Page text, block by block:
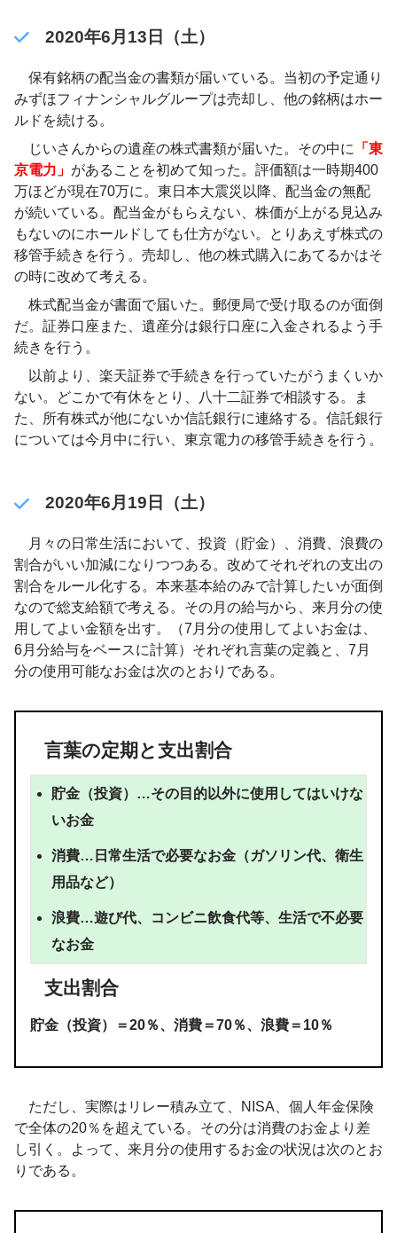
2020年6月13日（土）
保有銘柄の配当金の書類が届いている。当初の予定通り
みずほフィナンシャルグループは売却し、他の銘柄はホー
ルドを続ける。
じいさんからの遺産の株式書類が届いた。その中に
「東
京電力」 があることを初めて知った。評価額は一時期400
万ほどが現在70万に。東日本大震災以降、配当金の無配
が続いている。配当金がもらえない、株価が上がる見込み
もないのにホールドしても仕方がない。とりあえず株式の
移管手続きを行う。売却し、他の株式購入にあてるかはそ
の時に改めて考える。
株式配当金が書面で届いた。郵便局で受け取るのが面倒
だ。証券口座また、遺産分は銀行口座に入金されるよう手
続きを行う。
以前より、楽天証券で手続きを行っていたがうまくいか
ない。どこかで有休をとり、八十二証券で相談する。ま
た、所有株式が他にないか信託銀行に連絡する。信託銀行
については今月中に行い、東京電力の移管手続きを行う。
2020年6月19日（土）
月々の日常生活において、投資（貯金）、消費、浪費の
割合がいい加減になりつつある。改めてそれぞれの支出の
割合をルール化する。本来基本給のみで計算したいが面倒
なので総支給額で考える。その月の給与から、来月分の使
用してよい金額を出す。（7月分の使用してよいお金は、
6月分給与をベースに計算）それぞれ言葉の定義と、7月
分の使用可能なお金は次のとおりである。
言葉の定期と支出割合
貯金（投資）…その目的以外に使用してはいけな
いお金
消費…日常生活で必要なお金（ガソリン代、衛生
用品など）
浪費…遊び代、コンビニ飲食代等、生活で不必要
なお金
支出割合
貯金（投資）＝20％、消費＝70％、浪費＝10％
ただし、実際はリレー積み立て、NISA、個人年金保険
で全体の20％を超えている。その分は消費のお金より差
し引く。よって、来月分の使用するお金の状況は次のとお
りである。